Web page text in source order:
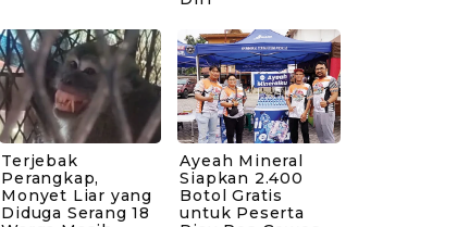
Terjebak
Perangkap,
Monyet Liar yang
Diduga Serang 18
Ayeah Mineral
Siapkan 2.400
Botol Gratis
untuk Peserta